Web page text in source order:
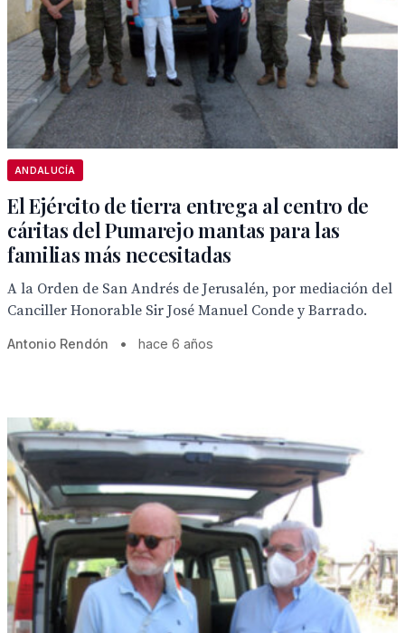
ANDALUCÍA
El Ejército de tierra entrega al centro de
cáritas del Pumarejo mantas para las
familias más necesitadas
A la Orden de San Andrés de Jerusalén, por mediación del
Canciller Honorable Sir José Manuel Conde y Barrado.
Antonio Rendón • hace 6 años